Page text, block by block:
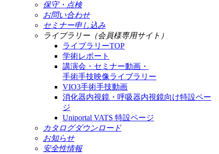
保守・点検
お問い合わせ
セミナー申し込み
ライブラリー（会員様専用サイト）
ライブラリーTOP
学術レポート
講演会・セミナー動画・
手術手技映像ライブラリー
VIO3手術手技動画
消化器内視鏡・呼吸器内視鏡向け特設ペー
ジ
Uniportal VATS 特設ページ
カタログダウンロード
お知らせ
安全性情報